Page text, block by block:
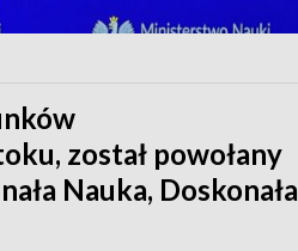
został powołany
Nauka, Doskonała